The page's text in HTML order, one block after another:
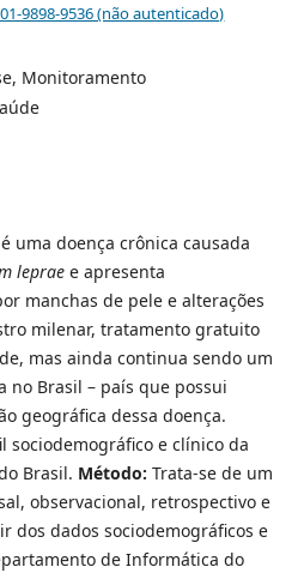
9898-9536 (não autenticado)
Monitoramento
uma doença crônica causada
leprae e apresenta
manchas de pele e alterações
milenar, tratamento gratuito
mas ainda continua sendo um
no Brasil – país que possui
geográfica dessa doença.
sociodemográfico e clínico da
Brasil. Método: Trata-se de um
observacional, retrospectivo e
dos dados sociodemográficos e
de Informática do